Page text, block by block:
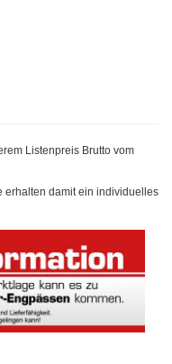
Listenpreis Brutto vom
erhalten damit ein individuelles